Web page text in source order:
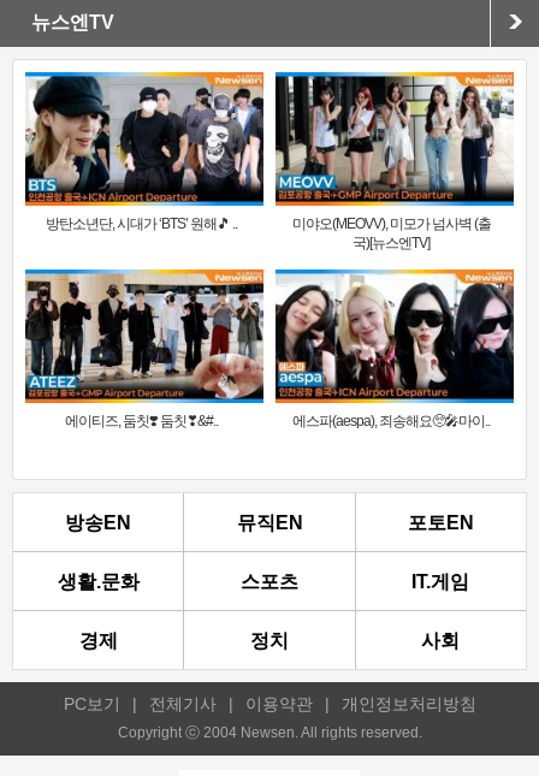
뉴스엔TV
방탄소년단, 시대가 ‘BTS’ 원해🎵 ..
미야오(MEOVV), 미모가 넘사벽 (출
국)[뉴스엔TV]
에이티즈, 둠칫❣️ 둠칫❣&#.. 에스파(aespa), 죄송해요🥺🎤마이..
방송EN 뮤직EN 포토EN
생활.문화 스포츠 IT.게임
경제 정치 사회
PC보기 | 전체기사 | 이용약관 | 개인정보처리방침
Copyright ⓒ 2004 Newsen. All rights reserved.